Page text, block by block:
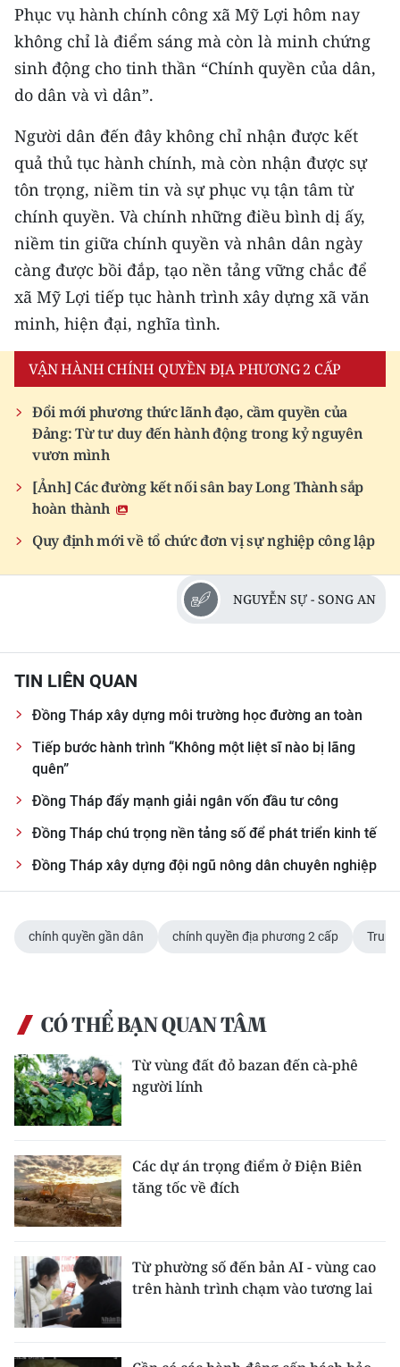
Phục vụ hành chính công xã Mỹ Lợi hôm nay
không chỉ là điểm sáng mà còn là minh chứng
sinh động cho tinh thần “Chính quyền của dân,
do dân và vì dân”.
Người dân đến đây không chỉ nhận được kết
quả thủ tục hành chính, mà còn nhận được sự
tôn trọng, niềm tin và sự phục vụ tận tâm từ
chính quyền. Và chính những điều bình dị ấy,
niềm tin giữa chính quyền và nhân dân ngày
càng được bồi đắp, tạo nền tảng vững chắc để
xã Mỹ Lợi tiếp tục hành trình xây dựng xã văn
minh, hiện đại, nghĩa tình.
VẬN HÀNH CHÍNH QUYỀN ĐỊA PHƯƠNG 2 CẤP
Đổi mới phương thức lãnh đạo, cầm quyền của
Đảng: Từ tư duy đến hành động trong kỷ nguyên
vươn mình
[Ảnh] Các đường kết nối sân bay Long Thành sắp
hoàn thành
Quy định mới về tổ chức đơn vị sự nghiệp công lập
NGUYỄN SỰ - SONG AN
TIN LIÊN QUAN
Đồng Tháp xây dựng môi trường học đường an toàn
Tiếp bước hành trình “Không một liệt sĩ nào bị lãng
quên”
Đồng Tháp đẩy mạnh giải ngân vốn đầu tư công
Đồng Tháp chú trọng nền tảng số để phát triển kinh tế
Đồng Tháp xây dựng đội ngũ nông dân chuyên nghiệp
chính quyền gần dân chính quyền địa phương 2 cấp
CÓ THỂ BẠN QUAN TÂM
Từ vùng đất đỏ bazan đến cà-phê
người lính
Các dự án trọng điểm ở Điện Biên
tăng tốc về đích
Từ phường số đến bản AI - vùng cao
trên hành trình chạm vào tương lai